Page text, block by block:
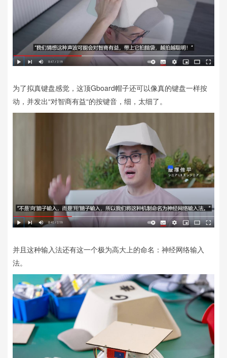
为了拟真键盘感觉，这顶Gboard帽子还可以像真的键盘一样按
动，并发出“对智商有益“的按键音，细，太细了。
并且这种输入法还有这一个极为高大上的命名：神经网络输入
法。